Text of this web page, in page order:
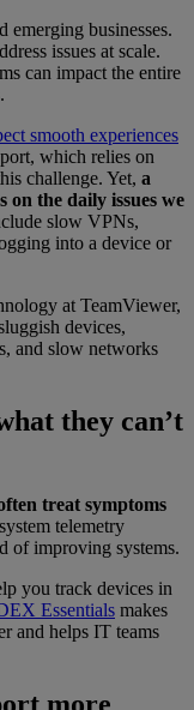
emerging businesses.
issues at scale.
can impact the entire
smooth experiences
which relies on
challenge. Yet, a
on the daily issues we
slow VPNs,
into a device or
at TeamViewer,
devices,
and slow networks
they can’t
treat symptoms
telemetry
of improving systems.
you track devices in
Essentials makes
and helps IT teams
more